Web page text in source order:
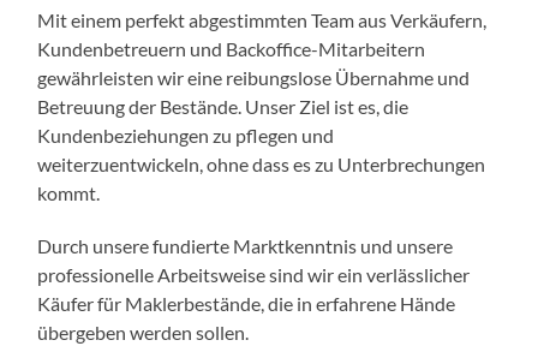
Mit einem perfekt abgestimmten Team aus Verkäufern,
Kundenbetreuern und Backoffice-Mitarbeitern
gewährleisten wir eine reibungslose Übernahme und
Betreuung der Bestände. Unser Ziel ist es, die
Kundenbeziehungen zu pflegen und
weiterzuentwickeln, ohne dass es zu Unterbrechungen
kommt.
Durch unsere fundierte Marktkenntnis und unsere
professionelle Arbeitsweise sind wir ein verlässlicher
Käufer für Maklerbestände, die in erfahrene Hände
übergeben werden sollen.